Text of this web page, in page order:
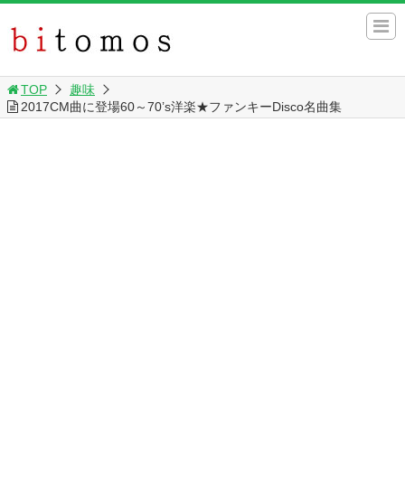
TOP
趣味
2017CM曲に登場60～70’s洋楽★ファンキーDisco名曲集